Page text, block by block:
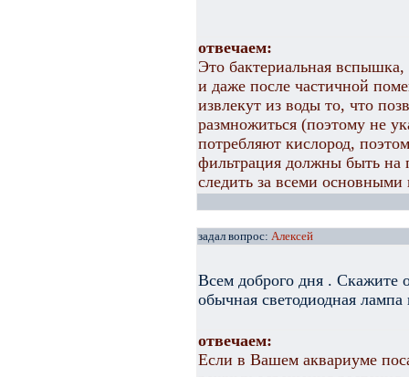
отвечаем:
Это бактериальная
и даже после частичной
извлекут из воды то, что
размножиться (поэтому не
потребляют кислород,
фильтрация должны быть
следить за всеми
задал вопрос: Алексей
Всем доброго дня . Скажите
обычная светодиодная
отвечаем:
Если в Вашем аквариуме